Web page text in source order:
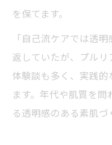
を保てます。
「自己流ケアでは透
返していたが、プル
体験談も多く、実践
ます。年代や肌質を
る透明感のある素肌づ